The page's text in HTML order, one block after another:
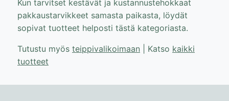
Kun tarvitset kestävät ja kustannustehokkaat
pakkaustarvikkeet samasta paikasta, löydät
sopivat tuotteet helposti tästä kategoriasta.
Tutustu myös teippivalikoimaan | Katso kaikki
tuotteet